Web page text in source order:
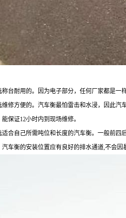
称台耐用的。因为电子部分，任何厂家都是一
维修方便的。汽车衡最怕雷击和水浸，因此汽
保证12小时内到现场维修。
合自己所需吨位和长度的汽车衡。一般前四
车衡的安装位置应有良好的排水通道,不会